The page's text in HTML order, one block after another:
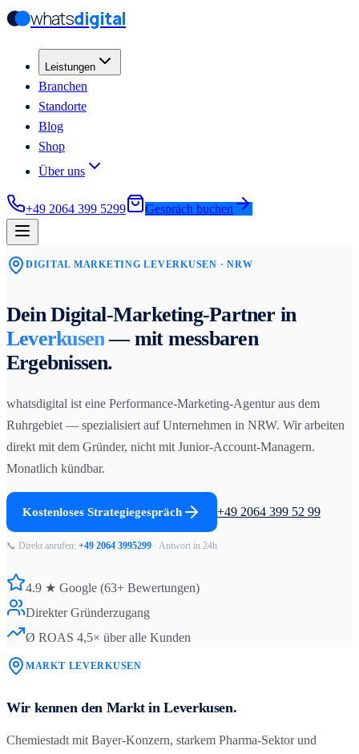
Zum Hauptinhalt springen
Zum Hauptinhalt springen
whatsdigital
Leistungen
Branchen
Standorte
Blog
Shop
Über uns
+49 2064 399 5299 Gespräch buchen
DIGITAL MARKETINGLEVERKUSEN · NRW
Dein Digital-Marketing-Partner in
Leverkusen — mit messbaren
Ergebnissen.
whatsdigital ist eine Performance-Marketing-Agentur aus dem
Ruhrgebiet — spezialisiert auf Unternehmen in NRW. Wir arbeiten
direkt mit dem Gründer, nicht mit Junior-Account-Managern.
Monatlich kündbar.
Kostenloses Strategiegespräch +49 2064 399 52 99
📞 Direkt anrufen: +49 2064 3995299 · Antwort in 24h
4.9 ★ Google (63+ Bewertungen)
Direkter Gründerzugang
Ø ROAS 4,5× über alle Kunden
MARKT LEVERKUSEN
Wir kennen den Markt inLeverkusen.
Chemiestadt mit Bayer-Konzern, starkem Pharma-Sektor und